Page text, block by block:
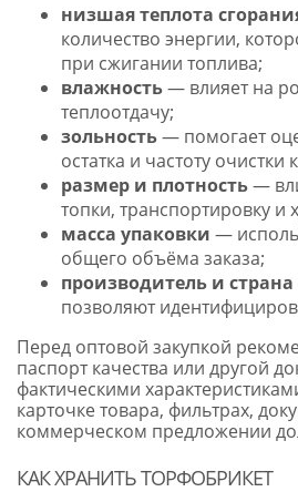
низшая теплота
количество энергии,
при сжигании топлива;
влажность— влияет на
теплоотдачу;
зольность— помогает
остатка и частоту очистки
размер и плотность—
топки, транспортировку и
масса упаковки —
общего объёма заказа;
производитель и
позволяют
Перед оптовой закупкой
паспорт качества или другой
фактическими
карточке товара, фильтрах,
коммерческом предложении
КАК ХРАНИТЬ ТОРФОБРИКЕТ